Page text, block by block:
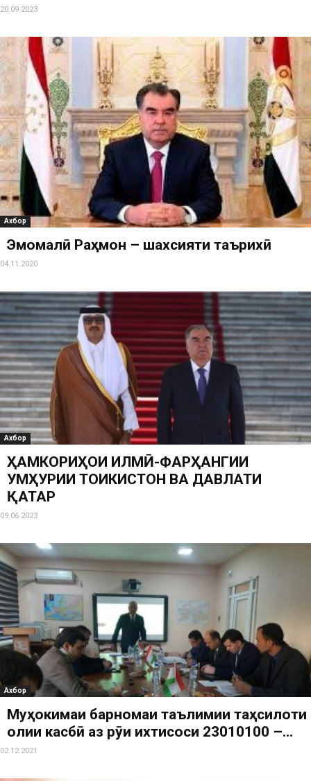
20.09.2023
Ахбор
Эмомалӣ Раҳмон – шахсияти таърихӣ
04.11.2020
Ахбор
ҲАМКОРИҲОИ ИЛМӢ-ФАРҲАНГИИ
ҶУМҲУРИИ ТОҶИКИСТОН ВА ДАВЛАТИ
ҚАТАР
09.06.2023
Ахбор
Муҳокимаи барномаи таълимии таҳсилоти
олии касбӣ аз рӯи ихтисоси 23010100 –...
02.12.2021